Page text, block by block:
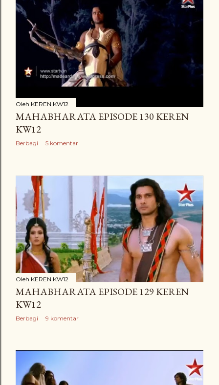
Oleh KEREN KW12
MAHABHARATA EPISODE 130 KEREN
KW12
Berbagi 5 komentar
Oleh KEREN KW12
MAHABHARATA EPISODE 129 KEREN
KW12
Berbagi 9 komentar